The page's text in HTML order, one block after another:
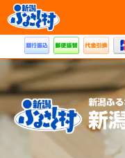
道の駅 新潟